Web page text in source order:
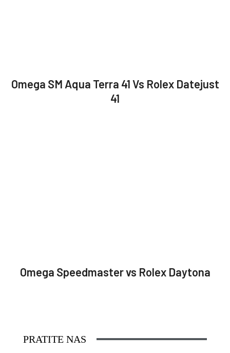
Omega SM Aqua Terra 41 Vs Rolex Datejust
41
Omega Speedmaster vs Rolex Daytona
PRATITE NAS